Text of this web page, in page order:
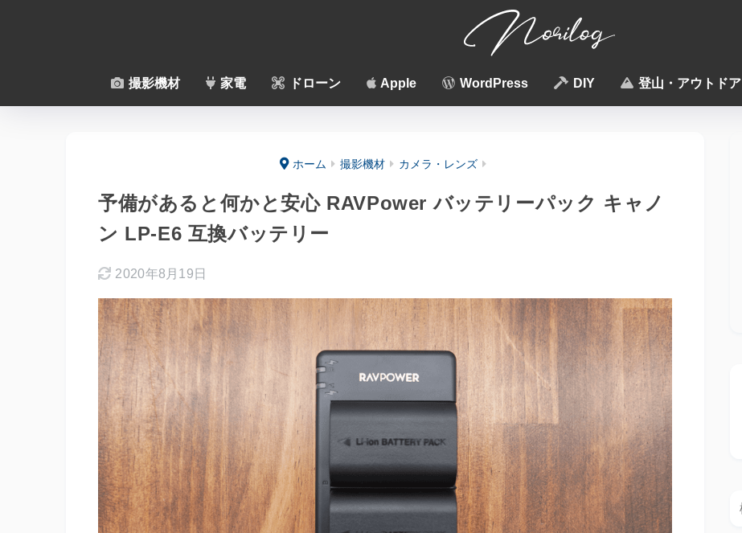
撮影機材 家電 ドローン Apple WordPress DIY 登山・アウトドア
ホーム 撮影機材 カメラ・レンズ
予備があると何かと安心 RAVPower バッテリーパック キャノ
ン LP-E6 互換バッテリー
2020年8月19日